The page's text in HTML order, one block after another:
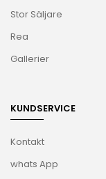
Stor Säljare
Rea
Gallerier
KUNDSERVICE
Kontakt
whats App